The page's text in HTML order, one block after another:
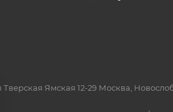
Ямская 12-29 Москва,